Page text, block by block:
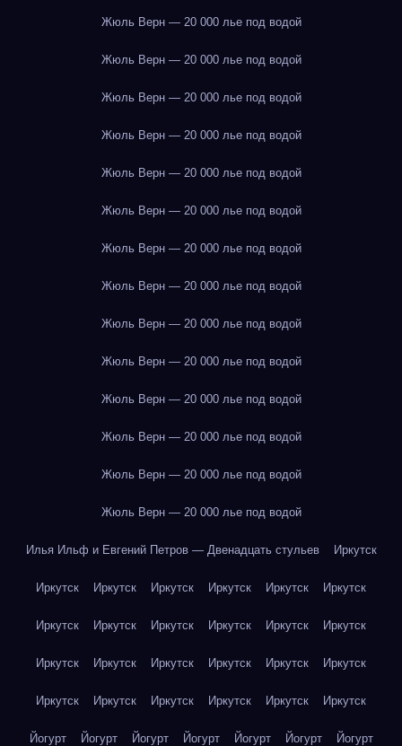
Жюль Верн — 20 000 лье под водой
Жюль Верн — 20 000 лье под водой
Жюль Верн — 20 000 лье под водой
Жюль Верн — 20 000 лье под водой
Жюль Верн — 20 000 лье под водой
Жюль Верн — 20 000 лье под водой
Жюль Верн — 20 000 лье под водой
Жюль Верн — 20 000 лье под водой
Жюль Верн — 20 000 лье под водой
Жюль Верн — 20 000 лье под водой
Жюль Верн — 20 000 лье под водой
Жюль Верн — 20 000 лье под водой
Жюль Верн — 20 000 лье под водой
Жюль Верн — 20 000 лье под водой
Илья Ильф и Евгений Петров — Двенадцать стульев Иркутск
Иркутск Иркутск Иркутск Иркутск Иркутск Иркутск
Иркутск Иркутск Иркутск Иркутск Иркутск Иркутск
Иркутск Иркутск Иркутск Иркутск Иркутск Иркутск
Иркутск Иркутск Иркутск Иркутск Иркутск Иркутск
Йогурт Йогурт Йогурт Йогурт Йогурт Йогурт Йогурт